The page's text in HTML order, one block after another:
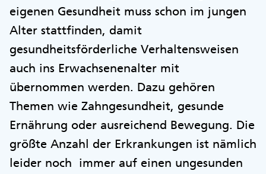
eigenen Gesundheit muss schon im jungen
Alter stattfinden, damit
gesundheitsförderliche Verhaltensweisen
auch ins Erwachsenenalter mit
übernommen werden. Dazu gehören
Themen wie Zahngesundheit, gesunde
Ernährung oder ausreichend Bewegung. Die
größte Anzahl der Erkrankungen ist nämlich
leider noch immer auf einen ungesunden